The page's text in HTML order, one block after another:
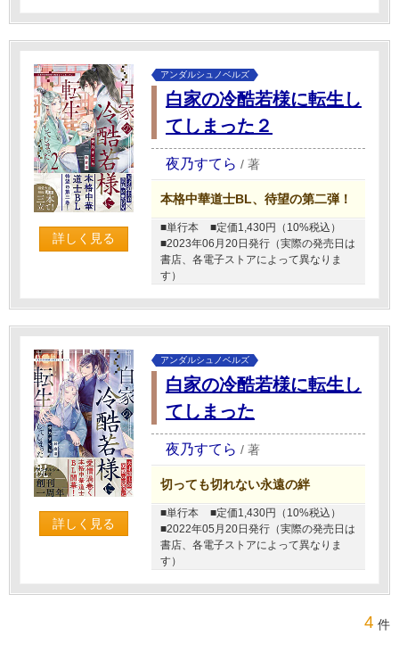
詳しく見る
アンダルシュノベルズ
白家の冷酷若様に転生し
てしまった２
夜乃すてら / 著
本格中華道士BL、待望の第二弾！
■単行本
■定価1,430円（10%税込）
■2023年06月20日発行（実際の発売日は
書店、各電子ストアによって異なりま
す）
詳しく見る
アンダルシュノベルズ
白家の冷酷若様に転生し
てしまった
夜乃すてら / 著
切っても切れない永遠の絆
■単行本
■定価1,430円（10%税込）
■2022年05月20日発行（実際の発売日は
書店、各電子ストアによって異なりま
す）
4 件